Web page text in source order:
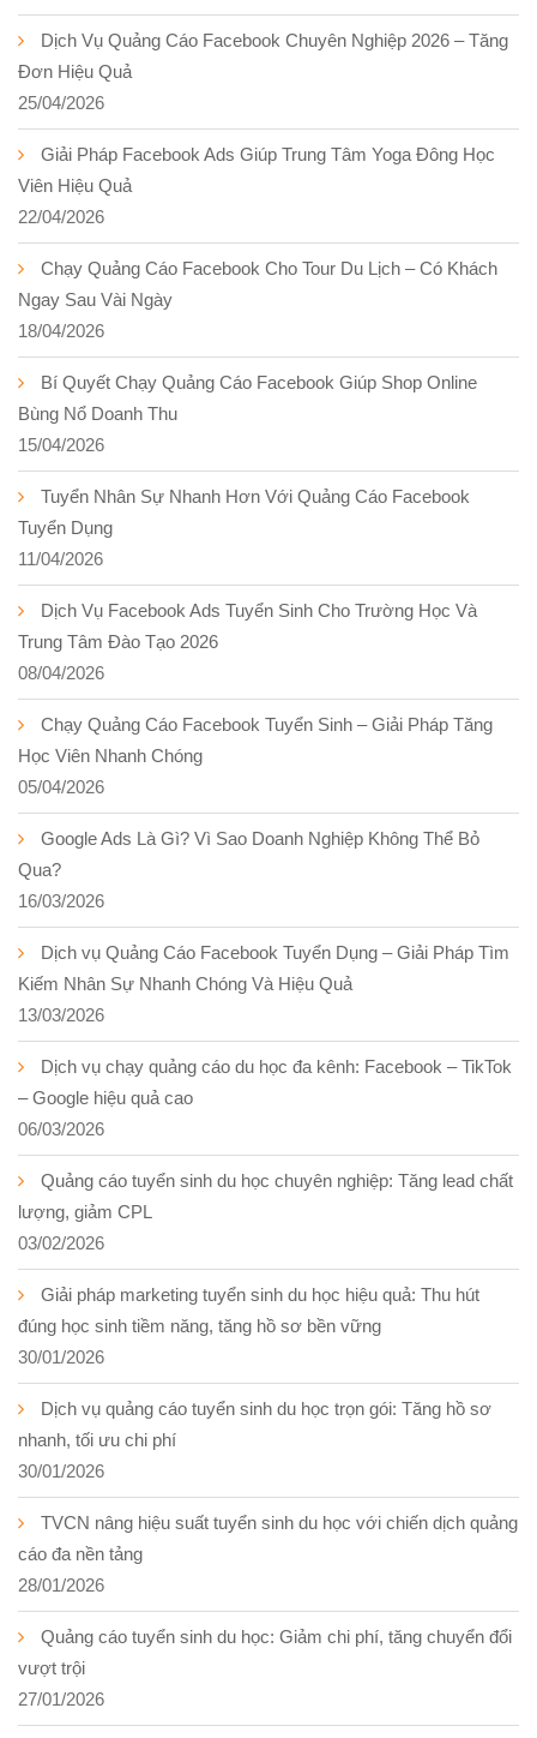
Dịch Vụ Quảng Cáo Facebook Chuyên Nghiệp 2026 – Tăng
Đơn Hiệu Quả
25/04/2026
Giải Pháp Facebook Ads Giúp Trung Tâm Yoga Đông Học
Viên Hiệu Quả
22/04/2026
Chạy Quảng Cáo Facebook Cho Tour Du Lịch – Có Khách
Ngay Sau Vài Ngày
18/04/2026
Bí Quyết Chạy Quảng Cáo Facebook Giúp Shop Online
Bùng Nổ Doanh Thu
15/04/2026
Tuyển Nhân Sự Nhanh Hơn Với Quảng Cáo Facebook
Tuyển Dụng
11/04/2026
Dịch Vụ Facebook Ads Tuyển Sinh Cho Trường Học Và
Trung Tâm Đào Tạo 2026
08/04/2026
Chạy Quảng Cáo Facebook Tuyển Sinh – Giải Pháp Tăng
Học Viên Nhanh Chóng
05/04/2026
Google Ads Là Gì? Vì Sao Doanh Nghiệp Không Thể Bỏ
Qua?
16/03/2026
Dịch vụ Quảng Cáo Facebook Tuyển Dụng – Giải Pháp Tìm
Kiếm Nhân Sự Nhanh Chóng Và Hiệu Quả
13/03/2026
Dịch vụ chạy quảng cáo du học đa kênh: Facebook – TikTok
– Google hiệu quả cao
06/03/2026
Quảng cáo tuyển sinh du học chuyên nghiệp: Tăng lead chất
lượng, giảm CPL
03/02/2026
Giải pháp marketing tuyển sinh du học hiệu quả: Thu hút
đúng học sinh tiềm năng, tăng hồ sơ bền vững
30/01/2026
Dịch vụ quảng cáo tuyển sinh du học trọn gói: Tăng hồ sơ
nhanh, tối ưu chi phí
30/01/2026
TVCN nâng hiệu suất tuyển sinh du học với chiến dịch quảng
cáo đa nền tảng
28/01/2026
Quảng cáo tuyển sinh du học: Giảm chi phí, tăng chuyển đổi
vượt trội
27/01/2026